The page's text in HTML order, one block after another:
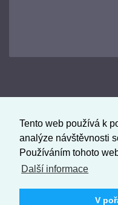
Tento web používá k
analýze návštěvnosti
Používáním tohoto
Další informace
V